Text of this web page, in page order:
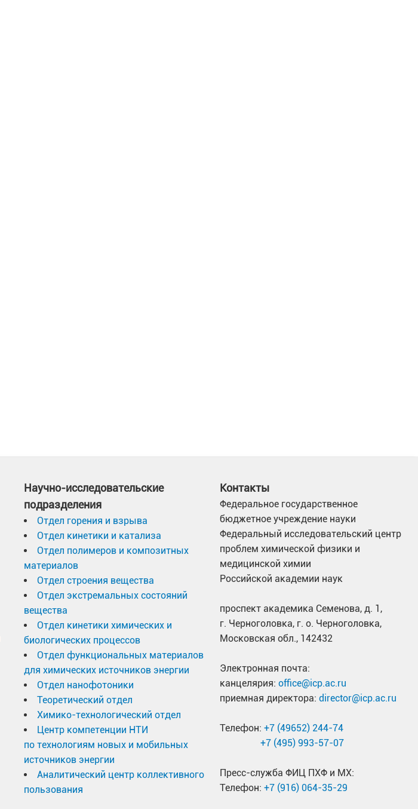
Научно-исследовательские
подразделения
Отдел горения и взрыва
Отдел кинетики и катализа
Отдел полимеров и композитных
материалов
Отдел строения вещества
Отдел экстремальных состояний
вещества
Отдел кинетики химических и
биологических процессов
Отдел функциональных материалов
для химических источников энергии
Отдел нанофотоники
Теоретический отдел
Химико-технологический отдел
Центр компетенции НТИ
по технологиям новых и мобильных
источников энергии
Аналитический центр коллективного
пользования
Контакты
Федеральное государственное
бюджетное учреждение науки
Федеральный исследовательский центр
проблем химической физики и
медицинской химии
Российской академии наук
проспект академика Семенова, д. 1,
г. Черноголовка, г. о. Черноголовка,
Московская обл., 142432
Электронная почта:
канцелярия: office@icp.ac.ru
приемная директора: director@icp.ac.ru
Телефон: +7 (49652) 244-74
+7 (495) 993-57-07
Пресс-служба ФИЦ ПХФ и МХ:
Телефон: +7 (916) 064-35-29